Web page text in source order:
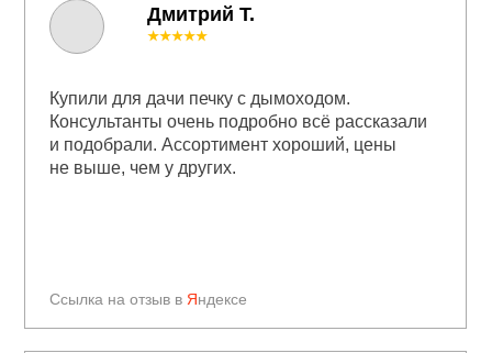
Ссылка на отзыв в Яндексе
★★★★★
Купили для дачи печку с дымоходом.
Консультанты очень подробно всё рассказали
и подобрали. Ассортимент хороший, цены
не выше, чем у других.
Дмитрий Т.